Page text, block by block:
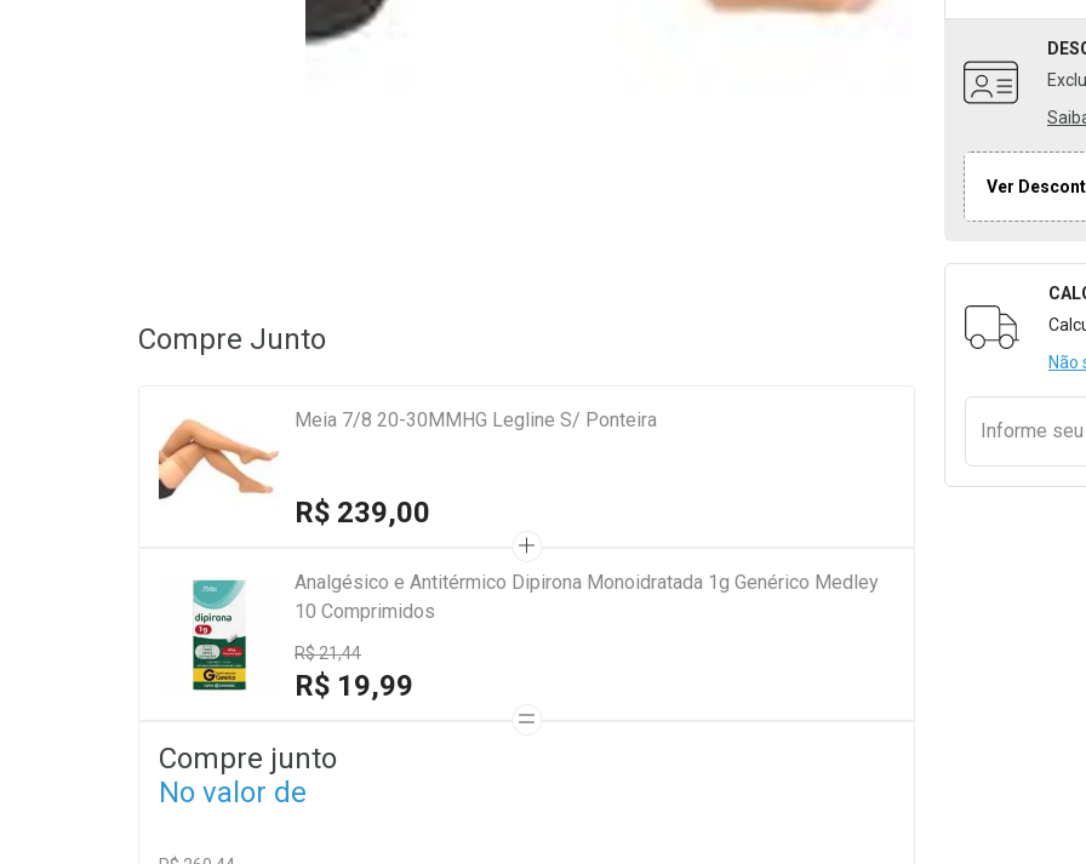
Ver
Não
Informe seu
Compre Junto
Meia 7/8 20-30MMHG Legline S/ Ponteira
R$ 239,00
Analgésico e Antitérmico Dipirona Monoidratada 1g Genérico Medley
10 Comprimidos
R$ 21,44
R$ 19,99
Compre junto
No valor de